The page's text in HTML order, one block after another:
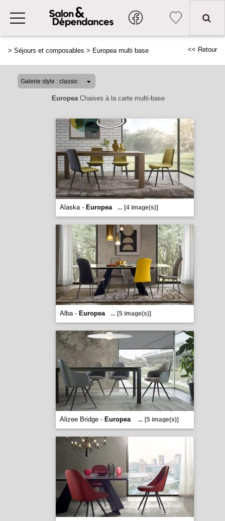
> Séjours et composables > Europea multi base << Retour
EuropeaChaises à la carte multi-base
Alaska - Europea ... [4 image(s)]
Alba - Europea ... [5 image(s)]
Alizee Bridge - Europea ... [5 image(s)]